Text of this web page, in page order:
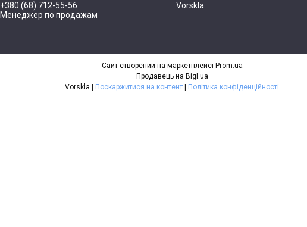
+380 (68) 712-55-56
Менеджер по продажам
Vorskla
Сайт створений на маркетплейсі Prom.ua
Продавець на Bigl.ua
Поскаржитися на контент Політика конфіденційності